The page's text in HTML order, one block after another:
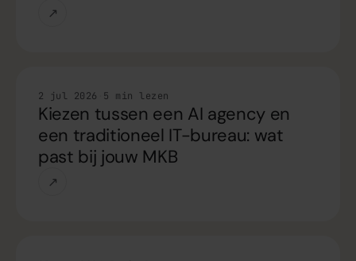
↗
Tips
2 jul 2026 5 min lezen
Kiezen tussen een AI agency en
een traditioneel IT-bureau: wat
past bij jouw MKB
↗